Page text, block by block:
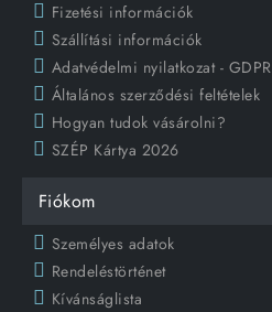
Fizetési információk
Szállítási információk
Adatvédelmi nyilatkozat - GDPR
Általános szerződési feltételek
Hogyan tudok vásárolni?
SZÉP Kártya 2026
Fiókom
Személyes adatok
Rendeléstörténet
Kívánságlista